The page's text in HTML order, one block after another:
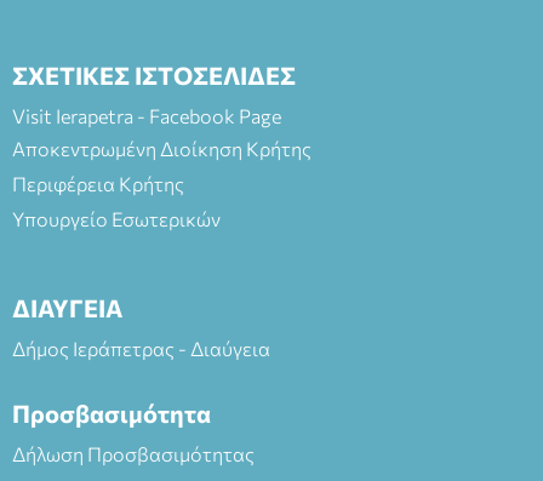
ΣΧΕΤΙΚΕΣ ΙΣΤΟΣΕΛΙΔΕΣ
Visit Ierapetra - Facebook Page
Αποκεντρωμένη Διοίκηση Κρήτης
Περιφέρεια Κρήτης
Υπουργείο Εσωτερικών
ΔΙΑΥΓΕΙΑ
Δήμος Ιεράπετρας - Διαύγεια
Προσβασιμότητα
Δήλωση Προσβασιμότητας